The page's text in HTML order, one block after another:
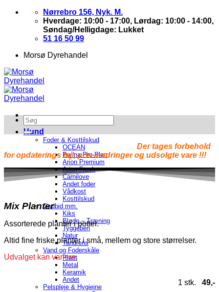
Skip
Nørrebro 156, Nyk. M.
Hverdage: 10:00 - 17:00, Lørdag: 10:00 - 14:00,
Søndag/Helligdage: Lukket
51 16 50 99
Morsø Dyrehandel
Hund
Foder & Kosttilskud
OCEAN
Purina Pro-Plan
Arion Premium
Arion Fresh
Carnilove
Andet foder
Vådkost
Kosttilskud
Godbid mm.
Kiks
Bløde – Træning
Tyggeben
Natur
Tandrens
Vand og Foderskåle
Plast
Metal
Keramik
Andet
Pelspleje & Hygiejne
Der tages forbehold
for opdaterings fejl, pris ændringer og udsolgte vare !!!
Mix Planter
Assorterede planter i potter.
Altid fine friske planter i små, mellem og store størrelser.
Udvalget kan variere.
1 stk.
49,-